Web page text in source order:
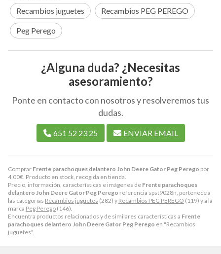
Comprar Frente parachoques delantero John Deere Gator Peg Perego por
4,00€ . Producto en stock, recogida en tienda.
Precio, información, características e imágenes de Frente parachoques
delantero John Deere Gator Peg Perego referencia spst9028n, pertenece a
las categorías Recambios juguetes (282) y Recambios PEG PEREGO (119) y a la
marca Peg Perego (146).
Encuentra productos relacionados y de similares características a Frente
parachoques delantero John Deere Gator Peg Perego en "Recambios
juguetes".
Recambios juguetes
Recambios PEG PEREGO
Peg Perego
¿Alguna duda? ¿Necesitas
asesoramiento?
Ponte en contacto con nosotros y resolveremos tus
dudas.
651 52 23 25 ENVIAR EMAIL